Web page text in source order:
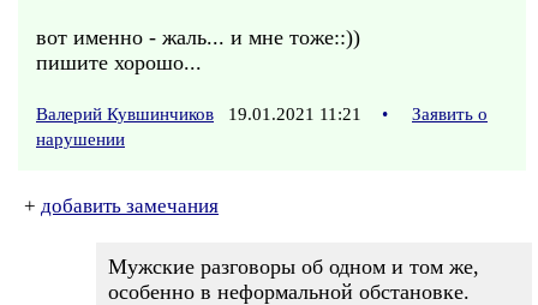
вот именно - жаль... и мне тоже::))
пишите хорошо...
Валерий Кувшинчиков 19.01.2021 11:21 •
Заявить о
нарушении
+ добавить замечания
Мужские разговоры об одном и том же,
особенно в неформальной обстановке.